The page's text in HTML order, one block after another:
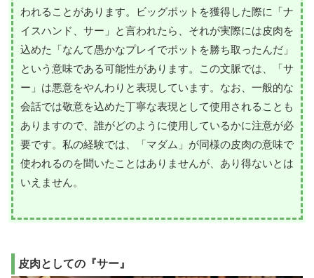
われることがあります。ビッグポットを獲得した際に「ナ
イスハンド、サー」と言われたら、それが実際には皮肉を
込めた「なんて愚かなプレイでポットを勝ち取ったんだ」
という意味である可能性があります。この文脈では、「サ
ー」は悪意をやんわりと表現しています。なお、一般的な
会話では敬意を込めた丁寧な表現として使用されることも
ありますので、誰がどのように使用しているかに注意が必
要です。私の経験では、「マダム」が同様の皮肉の意味で
使われるのを聞いたことはありませんが、あり得ないとは
いえません。
皮肉としての『サー』